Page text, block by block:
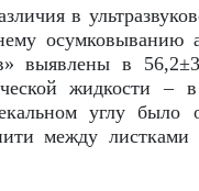
в
осумковыванию
выявлены в
жидкости
углу было
между